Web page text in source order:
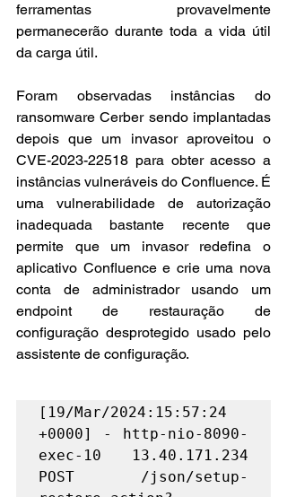
ferramentas provavelmente
permanecerão durante toda a vida útil
da carga útil.
Foram observadas instâncias do
ransomware Cerber sendo implantadas
depois que um invasor aproveitou o
CVE-2023-22518 para obter acesso a
instâncias vulneráveis do Confluence. É
uma vulnerabilidade de autorização
inadequada bastante recente que
permite que um invasor redefina o
aplicativo Confluence e crie uma nova
conta de administrador usando um
endpoint de restauração de
configuração desprotegido usado pelo
assistente de configuração.
[19/Mar/2024:15:57:24
+0000] - http-nio-8090-
exec-10 13.40.171.234
POST /json/setup-